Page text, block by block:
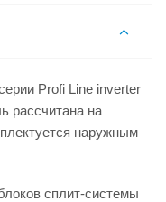
Profi Line inverter
рассчитана на
наружным
сплит-системы